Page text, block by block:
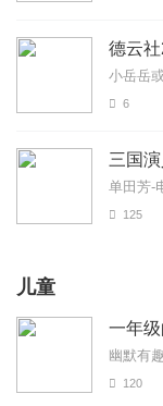
德云
小岳岳
6
三国
单田芳-
125
儿童
一年
幽默有
120